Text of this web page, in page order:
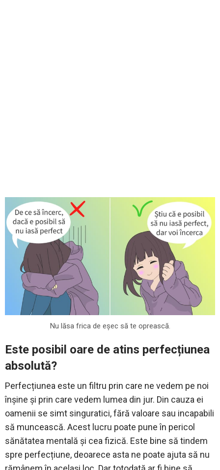
Nu lăsa frica de eșec să te oprească.
Este posibil oare de atins perfecțiunea
absolută?
Perfecțiunea este un filtru prin care ne vedem pe noi
înșine și prin care vedem lumea din jur. Din cauza ei
oamenii se simt singuratici, fără valoare sau incapabili
să muncească. Acest lucru poate pune în pericol
sănătatea mentală și cea fizică. Este bine să tindem
spre perfecțiune, deoarece asta ne poate ajuta să nu